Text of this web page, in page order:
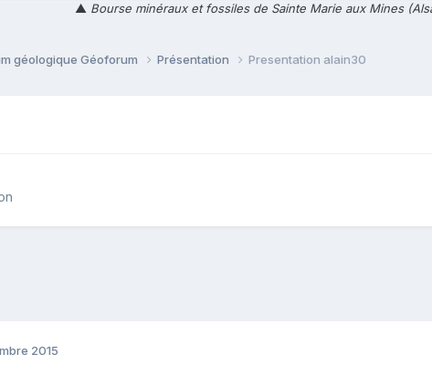
▲ Bourse minéraux et fossiles de Sainte Marie aux Mines
géologique Géoforum Présentation Presentation alain30
2015